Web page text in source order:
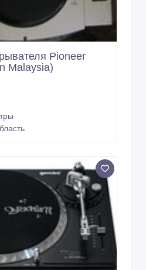
Pioneer
Malaysia)